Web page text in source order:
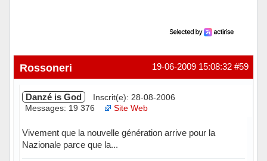
#59
19-06-2009 15:08:32
Rossoneri
Danzé is God
Inscrit(e): 28-08-2006
Messages: 19 376
Site Web
Vivement que la nouvelle génération arrive pour la
Nazionale parce que la...